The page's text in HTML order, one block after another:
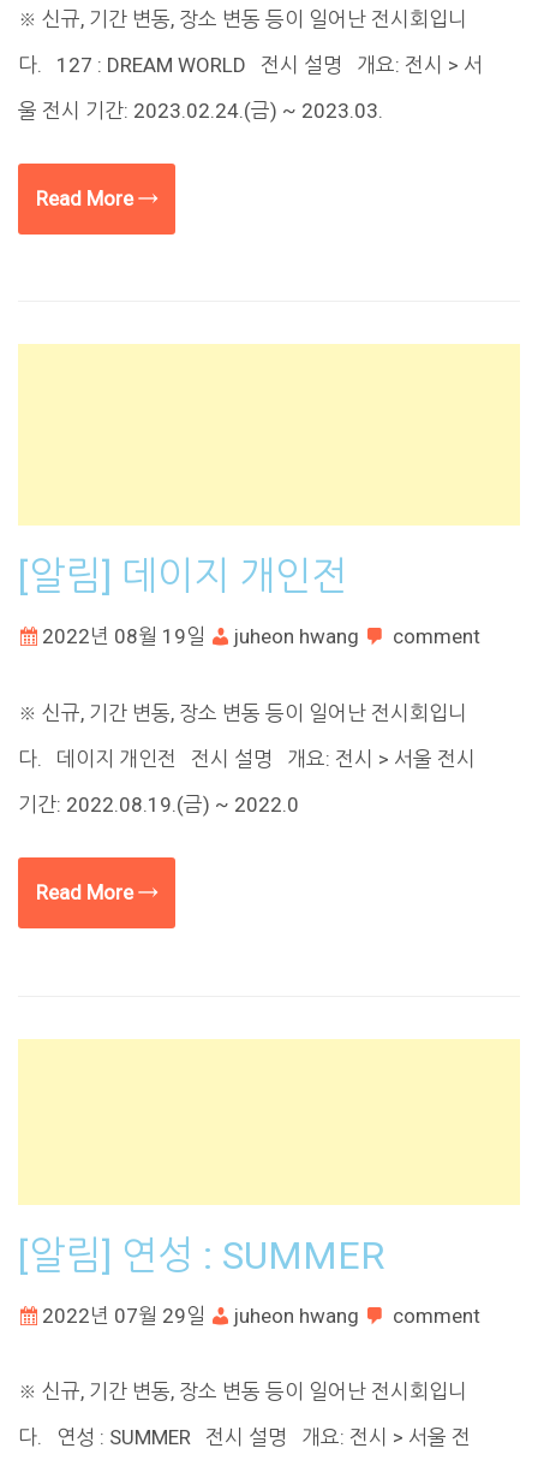
※ 신규, 기간 변동, 장소 변동 등이 일어난 전시회입니
다. 127 : DREAM WORLD 전시 설명 개요: 전시 > 서
울 전시 기간: 2023.02.24.(금) ~ 2023.03.
Read More →
[알림] 데이지 개인전
2022년 08월 19일 juheon hwang comment
※ 신규, 기간 변동, 장소 변동 등이 일어난 전시회입니
다. 데이지 개인전 전시 설명 개요: 전시 > 서울 전시
기간: 2022.08.19.(금) ~ 2022.0
Read More →
[알림] 연성 : SUMMER
2022년 07월 29일 juheon hwang comment
※ 신규, 기간 변동, 장소 변동 등이 일어난 전시회입니
다. 연성 : SUMMER 전시 설명 개요: 전시 > 서울 전